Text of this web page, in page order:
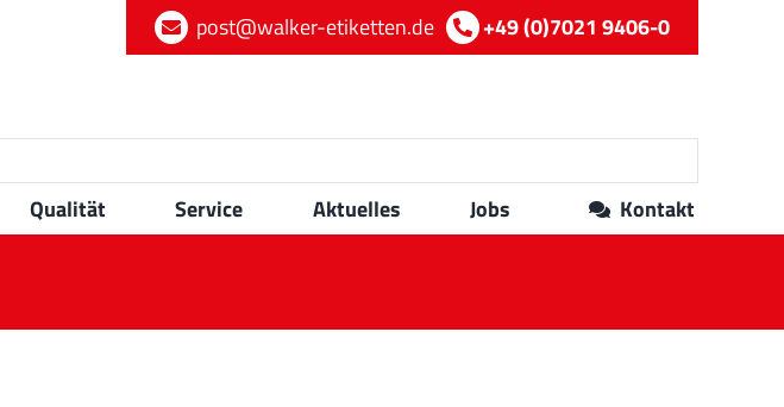
post@walker-etiketten.de +49 (0)7021 9406-0
Qualität Service Aktuelles Jobs Kontakt